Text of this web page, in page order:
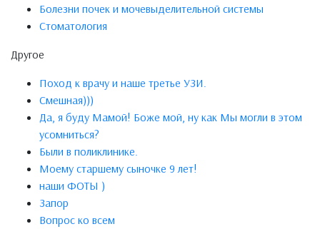
Болезни почек и мочевыделительной системы
Стоматология
Другое
Поход к врачу и наше третье УЗИ.
Смешная)))
Да, я буду Мамой! Боже мой, ну как Мы могли в этом
усомниться?
Были в поликлинике.
Моему старшему сыночке 9 лет!
наши ФОТЫ )
Запор
Вопрос ко всем